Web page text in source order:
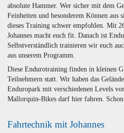
absolute Hammer. Wer sicher mit dem
Feinheiten und besonderem Können aus
dieses Training schwer empfohlen. Mit
Johannes macht euch fit. Danach ist
Selbstverständlich trainieren wir euch
aus unserem Programm.
Diese Endurotraining finden in kleinen
Teilnehmern statt. Wir haben das
Enduropark mit verschiedenen Levels
Mallorquin-Bikes darf hier fahren.
Fahrtechnik mit Johannes